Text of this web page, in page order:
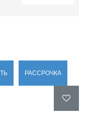
РАССРОЧКА